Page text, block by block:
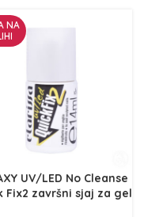
NA
UV/LED No Cleanse
Fix2 završni sjaj za gel